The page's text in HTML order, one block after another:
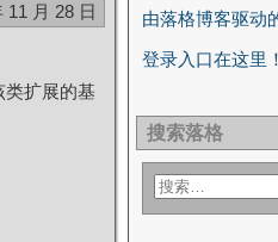
11 月 28 日
类扩展的基
由落格博客驱动
登录入口在这里
搜索落格